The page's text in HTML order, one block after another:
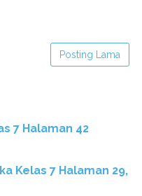
Posting Lama
7 Halaman 42
Kelas 7 Halaman 29,